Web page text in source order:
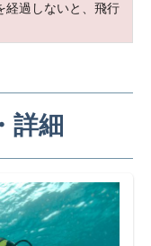
経過しないと、飛行
詳細